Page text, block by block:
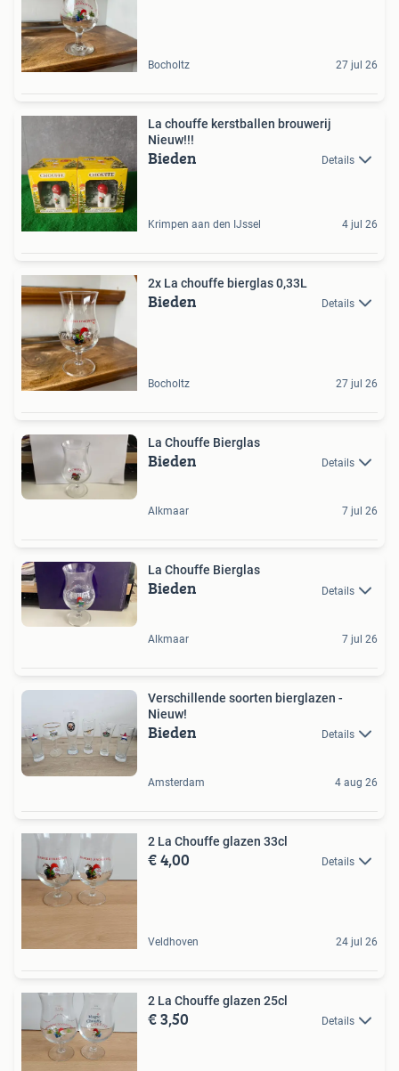
Bocholtz 27 jul 26
La chouffe kerstballen brouwerij
Nieuw!!!
Bieden Details
Krimpen aan den IJssel 4 jul 26
2x La chouffe bierglas 0,33L
Bieden Details
Bocholtz 27 jul 26
La Chouffe Bierglas
Bieden Details
Alkmaar 7 jul 26
La Chouffe Bierglas
Bieden Details
Alkmaar 7 jul 26
Verschillende soorten bierglazen -
Nieuw!
Bieden Details
Amsterdam 4 aug 26
2 La Chouffe glazen 33cl
€ 4,00 Details
Veldhoven 24 jul 26
2 La Chouffe glazen 25cl
€ 3,50 Details